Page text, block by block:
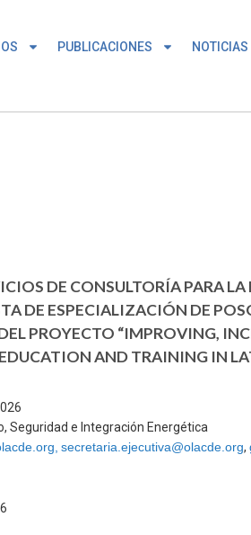
PUBLICACIONES NOTICIAS
DE CONSULTORÍA PARA
DE ESPECIALIZACIÓN DE
PROYECTO “IMPROVING,
EDUCATION AND TRAINING IN
Seguridad e Integración Energética
secretaria.ejecutiva@olacde.org,